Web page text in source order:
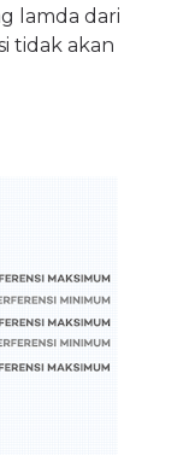
lamda dari
tidak akan